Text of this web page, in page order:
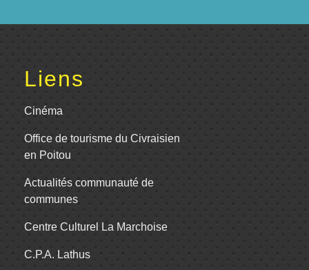
Liens
Cinéma
Office de tourisme du Civraisien
en Poitou
Actualités communauté de
communes
Centre Culturel La Marchoise
C.P.A. Lathus